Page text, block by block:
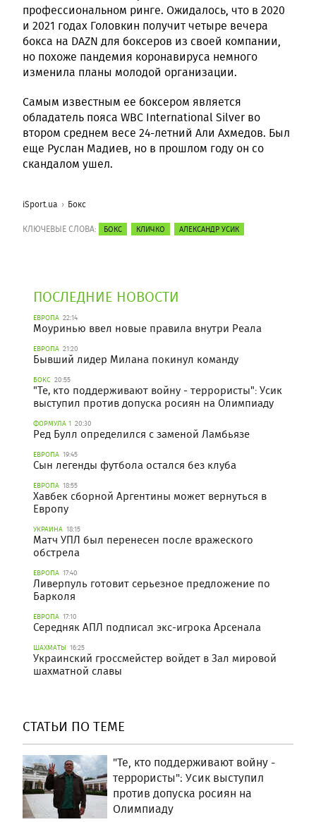
профессиональном ринге. Ожидалось, что в 2020
и 2021 годах Головкин получит четыре вечера
бокса на DAZN для боксеров из своей компании,
но похоже пандемия коронавируса немного
изменила планы молодой организации.
Самым известным ее боксером является
обладатель пояса WBC International Silver во
втором среднем весе 24-летний Али Ахмедов. Был
еще Руслан Мадиев, но в прошлом году он со
скандалом ушел.
iSport.ua Бокс
КЛЮЧЕВЫЕ СЛОВА: БОКС КЛИЧКО АЛЕКСАНДР УСИК
ПОСЛЕДНИЕ НОВОСТИ
ЕВРОПА 22:14
Моуринью ввел новые правила внутри Реала
ЕВРОПА 21:20
Бывший лидер Милана покинул команду
БОКС 20:55
"Те, кто поддерживают войну - террористы": Усик
выступил против допуска росиян на Олимпиаду
ФОРМУЛА 1 20:30
Ред Булл определился с заменой Ламбьязе
ЕВРОПА 19:45
Сын легенды футбола остался без клуба
ЕВРОПА 18:55
Хавбек сборной Аргентины может вернуться в
Европу
УКРАИНА 18:15
Матч УПЛ был перенесен после вражеского
обстрела
ЕВРОПА 17:40
Ливерпуль готовит серьезное предложение по
Барколя
ЕВРОПА 17:10
Середняк АПЛ подписал экс-игрока Арсенала
ШАХМАТЫ 16:25
Украинский гроссмейстер войдет в Зал мировой
шахматной славы
СТАТЬИ ПО ТЕМЕ
"Те, кто поддерживают войну -
террористы": Усик выступил
против допуска росиян на
Олимпиаду